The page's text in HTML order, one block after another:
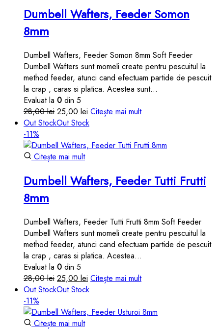
Dumbell Wafters, Feeder Somon
8mm
Dumbell Wafters, Feeder Somon 8mm Soft Feeder
Dumbell Wafters sunt momeli create pentru pescuitul la
method feeder, atunci cand efectuam partide de pescuit
la crap , caras si platica. Acestea sunt…
Evaluat la 0 din 5
28,00lei Prețul
inițial
fost:
28,00 lei.
25,00 lei Prețul
curent
25,00 lei.
Citește mai mult
Out StockOut Stock
-11%
Citește mai mult
Dumbell Wafters, Feeder Tutti Frutti
8mm
Dumbell Wafters, Feeder Tutti Frutti 8mm Soft Feeder
Dumbell Wafters sunt momeli create pentru pescuitul la
method feeder, atunci cand efectuam partide de pescuit
la crap , caras si platica. Acestea…
Evaluat la 0 din 5
28,00lei Prețul
inițial
fost:
28,00 lei.
25,00 lei Prețul
curent
25,00 lei.
Citește mai mult
Out StockOut Stock
-11%
Citește mai mult